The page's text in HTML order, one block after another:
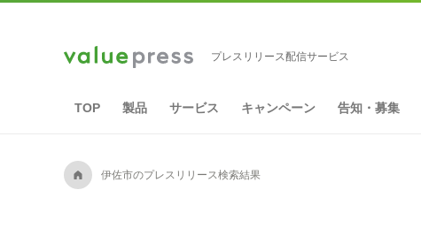
プレスリリース配信サービス
TOP 製品 サービス キャンペーン 告知・募集
A 伊佐市のプレスリリース検索結果